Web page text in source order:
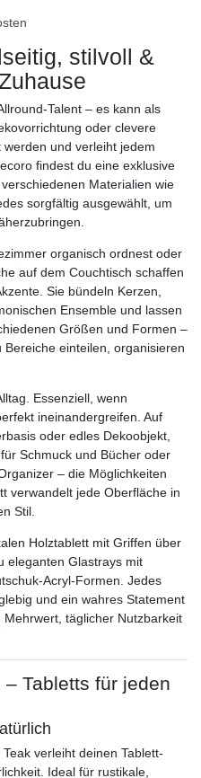
stilvoll &
Talent – es kann als
oder clevere
und verleiht jedem
findest du eine exklusive
Materialien wie
sorgfältig ausgewählt, um
organisch ordnest oder
auf dem Couchtisch schaffen
Sie bündeln Kerzen,
Ensemble und lassen
Größen und Formen –
einteilen, organisieren
Essenziell, wenn
ineinandergreifen. Auf
oder edles Dekoobjekt,
Schmuck und Bücher oder
– die Möglichkeiten
verwandelt jede Oberfläche in
Stil.
Holztablett mit Griffen über
eleganten Glastrays mit
Acryl-Formen. Jedes
und ein wahres Statement
täglicher Nutzbarkeit
Tabletts für jeden
verleiht deinen Tablett-
Ideal für rustikale,